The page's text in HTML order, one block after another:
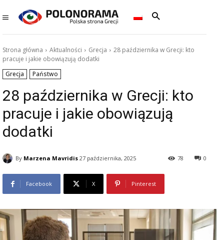
Strona główna Aktualności Grecja
28 października w Grecji: kto
pracuje i jakie obowiązują dodatki
Grecja
Państwo
28 października w Grecji: kto
pracuje i jakie obowiązują
dodatki
By Marzena Mavridis 27 października, 2025 0
78
Facebook X Pinterest